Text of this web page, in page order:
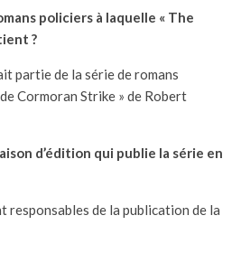
policiers à laquelle « The
?
partie de la série de romans
Cormoran Strike » de Robert
d’édition qui publie la série en
responsables de la publication de la